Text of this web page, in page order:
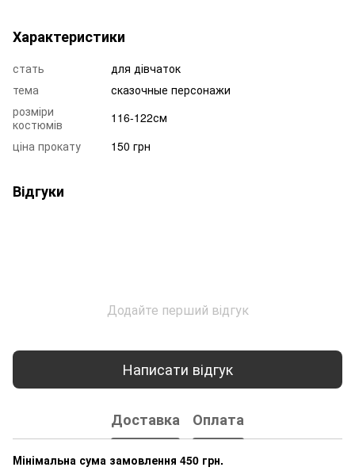
Характеристики
стать
для дівчаток
тема
сказочные персонажи
розміри
костюмів
116-122см
ціна прокату
150 грн
Відгуки
Додайте перший відгук
Написати відгук
Доставка Оплата
Мінімальна сума замовлення 450 грн.